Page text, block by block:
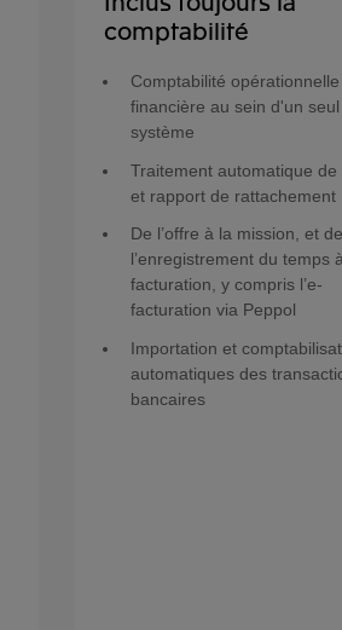
comptabilité
Comptabilité
financière au sein d'un seul
système
Traitement automatique de
et rapport de rattachement
De l’offre à la mission, et de
l’enregistrement du temps
facturation, y compris l’e-
facturation via Peppol
Importation et
automatiques des
bancaires